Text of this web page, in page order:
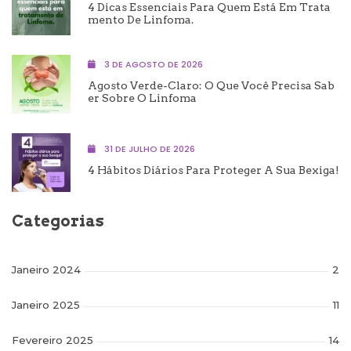
4 Dicas Essenciais Para Quem Está Em Trata
Mento De Linfoma.
3 DE AGOSTO DE 2026
Agosto Verde-Claro: O Que Você Precisa Sab
Er Sobre O Linfoma
31 DE JULHO DE 2026
4 Hábitos Diários Para Proteger A Sua Bexiga!
Categorias
Janeiro 2024 2
Janeiro 2025 11
Fevereiro 2025 14